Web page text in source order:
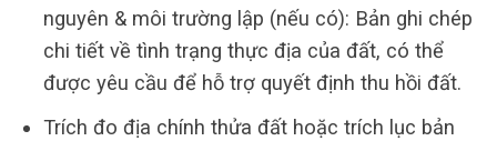
nguyên & môi trường lập (nếu có): Bản ghi chép
chi tiết về tình trạng thực địa của đất, có thể
được yêu cầu để hỗ trợ quyết định thu hồi đất.
Trích đo địa chính thửa đất hoặc trích lục bản